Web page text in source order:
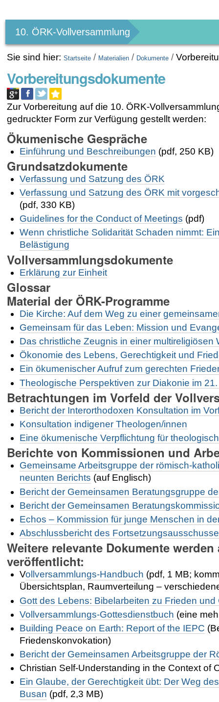
Werkzeuge
10. ÖRK-Vollversammlung
Sie sind hier: Startseite / Materialien / Dokumente /
Vorbereitungsdokumente
Zur Vorbereitung auf die 10. ÖRK-
gedruckter Form zur Verfügung gestellt werden:
Ökumenische Gespräche
Einführung und Beschreibungen (pdf, 250 KB)
Grundsatzdokumente
Verfassung und Satzung des ÖRK
Verfassung und Satzung des ÖRK mit
(pdf, 330 KB)
Guidelines for the Conduct of Meetings (pdf)
Wenn christliche Solidarität Schaden nimmt:
Belästigung
Vollversammlungsdokumente
Erklärung zur Einheit
Glossar
Material der ÖRK-Programme
Die Kirche: Auf dem Weg zu einer
Gemeinsam für das Leben: Mission und
Das christliche Zeugnis in einer multireligiösen
Ökonomie des Lebens, Gerechtigkeit und
Ein ökumenischer Aufruf zum gerechten
Theologische Perspektiven zur Diakonie im
Betrachtungen im Vorfeld der
Bericht der Interorthodoxen Konsultation im
Konsultation indigener Theologen/innen
Eine ökumenische Verpflichtung für
Berichte von Kommissionen und
Gemeinsame Arbeitsgruppe der römisch-
neunten Berichts (auf Englisch)
Bericht der Gemeinsamen Beratungsgruppe
Bericht der Gemeinsamen
Echos – Kommission für junge Menschen in
Abschlussbericht des
Weitere relevante Dokumente
veröffentlicht:
Vollversammlungs-Handbuch (pdf, 1 MB;
Übersichtsplan, Raumverteilung –
Gott des Lebens: Bibelarbeiten zu Frieden und
Vollversammlungs-Gottesdienstbuch (eine
Building Peace on Earth: Report of the IEPC
Friedenskonvokation)
Bericht der Gemeinsamen Arbeitsgruppe der
Christian Self-Understanding in the Context of
Ein Glaube, der Gerechtigkeit übt: Der Weg
Busan (pdf, 2,3 MB)